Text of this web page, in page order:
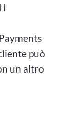
i
può
un altro